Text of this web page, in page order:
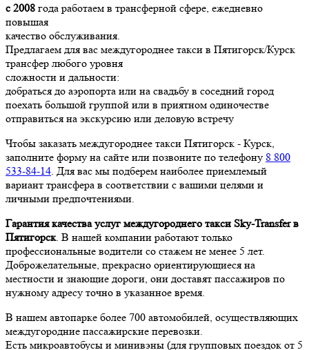
с 2008 года работаем в трансферной сфере, ежедневно
повышая
качество обслуживания.
Предлагаем для вас междугороднее такси в Пятигорск/Курск
трансфер любого уровня
сложности и дальности:
добраться до аэропорта или на свадьбу в соседний город
поехать большой группой или в приятном одиночестве
отправиться на экскурсию или деловую встречу
Чтобы заказать междугороднее такси Пятигорск - Курск,
заполните форму на сайте или позвоните по телефону 8 800
533-84-14. Для вас мы подберем наиболее приемлемый
вариант трансфера в соответствии с вашими целями и
личными предпочтениями.
Гарантия качества услуг междугороднего такси Sky-Transfer в
Пятигорск. В нашей компании работают только
профессиональные водители со стажем не менее 5 лет.
Доброжелательные, прекрасно ориентирующиеся на
местности и знающие дороги, они доставят пассажиров по
нужному адресу точно в указанное время.
В нашем автопарке более 700 автомобилей, осуществляющих
междугородние пассажирские перевозки.
Есть микроавтобусы и минивэны (для групповых поездок от 5